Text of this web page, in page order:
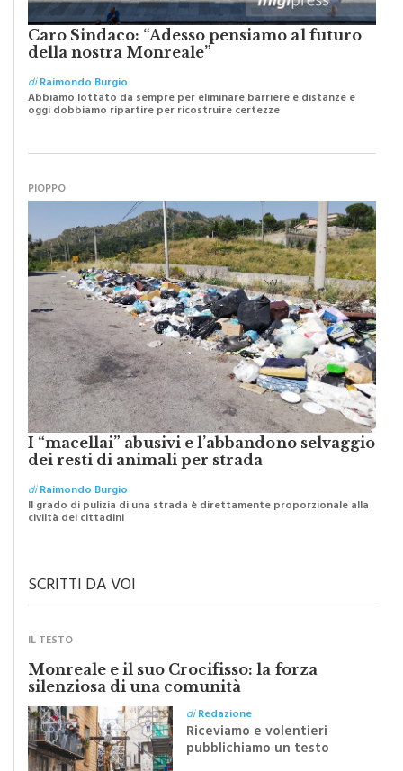
Caro Sindaco: “Adesso pensiamo al futuro
della nostra Monreale”
diRaimondo Burgio
I “macellai” abusivi e l’abbandono selvaggio
dei resti di animali per strada
diRaimondo Burgio
SCRITTI DA VOI
IL TESTO
Monreale e il suo Crocifisso: la forza
silenziosa di una comunità
diRedazione
Riceviamo e volentieri